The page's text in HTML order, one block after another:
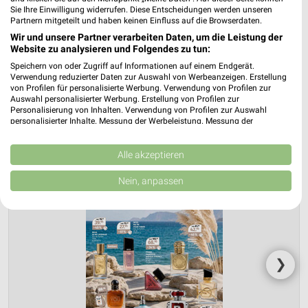
Parfümerie Highlights
Gültig von 03. Aug. bis 15. Aug.
📅 Kalendereintrag erstellen
PROSPEKT BLÄTTERN
❯
Sie Ihre Einwilligung widerrufen. Diese Entscheidungen werden unseren
Partnern mitgeteilt und haben keinen Einfluss auf die Browserdaten.
Wir und unsere Partner verarbeiten Daten, um die Leistung der
Website zu analysieren und Folgendes zu tun:
Speichern von oder Zugriff auf Informationen auf einem Endgerät.
Verwendung reduzierter Daten zur Auswahl von Werbeanzeigen. Erstellung
von Profilen für personalisierte Werbung. Verwendung von Profilen zur
Auswahl personalisierter Werbung. Erstellung von Profilen zur
Personalisierung von Inhalten. Verwendung von Profilen zur Auswahl
personalisierter Inhalte. Messung der Werbeleistung. Messung der
Kombinationen von Daten aus verschiedenen Quellen. Entwicklung und
Verbesserung der Angebote. Verwendung reduzierter Daten zur Auswahl
von Inhalten.
Daten können außerhalb der Europäischen Union weitergegeben und in die
USA gesendet werden.
Website/App.
Partnerliste anzeigen (1 IAB-Anbieter)
Wir nutzen Ihre Daten für folgende Zwecke:
IAB-Verarbeitungszwecke:
Speichern von oder Zugriff auf Informationen
auf einem Endgerät
Alle akzeptieren
Nein, anpassen